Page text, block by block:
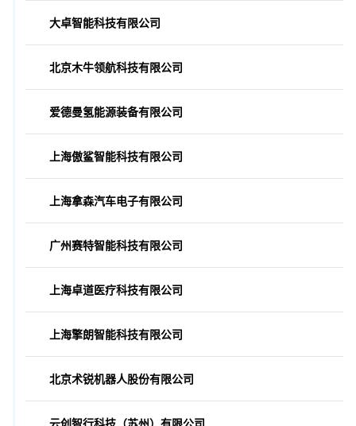
大卓智能科技有限公司
北京木牛领航科技有限公司
爱德曼氢能源装备有限公司
上海傲鲨智能科技有限公司
上海拿森汽车电子有限公司
广州赛特智能科技有限公司
上海卓道医疗科技有限公司
上海擎朗智能科技有限公司
北京术锐机器人股份有限公司